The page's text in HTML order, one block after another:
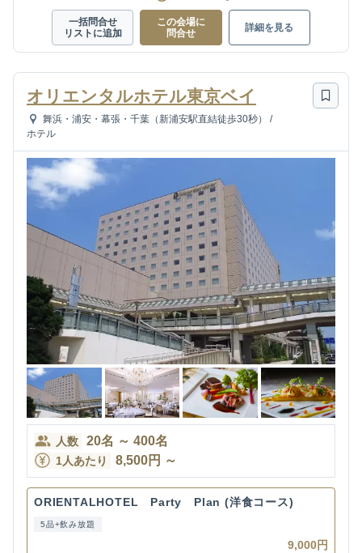
一括問合せ
リストに追加
この会場に
問合せ
詳細を見る
オリエンタルホテル東京ベイ
舞浜・浦安・幕張・千葉（新浦安駅直結徒歩30秒）
/
ホテル
人数 20名 ～ 400名
1人あたり 8,500円 ～
ORIENTALHOTEL Party Plan (洋食コース)
5品+飲み放題
9,000円